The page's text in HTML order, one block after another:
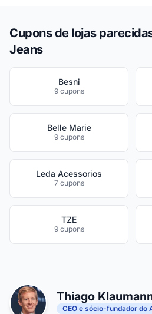
Cupons de lojas
Jeans
Besni
9 cupons
Belle Marie
9 cupons
Leda Acessorios
7 cupons
TZE
9 cupons
Thiago
CEO e sócio-fundador do